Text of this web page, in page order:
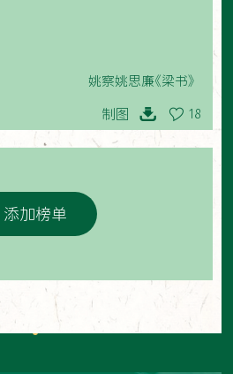
姚察姚思廉《梁书》
制图 18
添加榜单